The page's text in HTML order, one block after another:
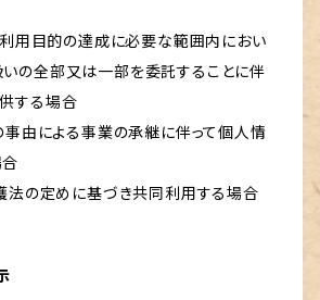
利用目的の達成に必要な範囲内におい
の全部又は一部を委託することに伴
する場合
事由による事業の承継に伴って個人情
法の定めに基づき共同利用する場合